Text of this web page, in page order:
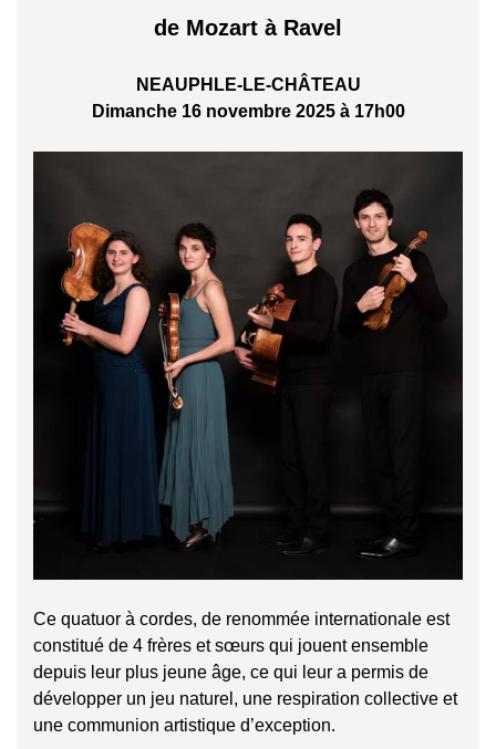
de Mozart à Ravel
NEAUPHLE-LE-CHÂTEAU
Dimanche 16 novembre 2025 à 17h00
Ce quatuor à cordes, de renommée internationale est
constitué de 4 frères et sœurs qui jouent ensemble
depuis leur plus jeune âge, ce qui leur a permis de
développer un jeu naturel, une respiration collective et
une communion artistique d’exception.